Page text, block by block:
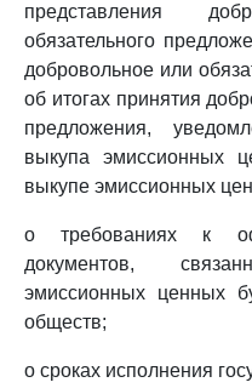
представления
обязательного
добровольное или
об итогах принятия
предложения,
выкупа эмиссионных
выкупе эмиссионных
о требованиях к
документов,
эмиссионных ценных
обществ;
о сроках исполнения